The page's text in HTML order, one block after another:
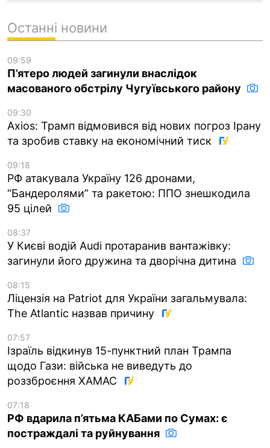
Останні новини
09:59
П’ятеро людей загинули внаслідок
масованого обстрілу Чугуївського району
09:30
Axios: Трамп відмовився від нових погроз Ірану
та зробив ставку на економічний тиск
09:18
РФ атакувала Україну 126 дронами,
“Бандеролями” та ракетою: ППО знешкодила
95 цілей
08:37
У Києві водій Audi протаранив вантажівку:
загинули його дружина та дворічна дитина
08:15
Ліцензія на Patriot для України загальмувала:
The Atlantic назвав причину
07:57
Ізраїль відкинув 15-пунктний план Трампа
щодо Гази: війська не виведуть до
роззброєння ХАМАС
07:18
РФ вдарила п’ятьма КАБами по Сумах: є
постраждалі та руйнування